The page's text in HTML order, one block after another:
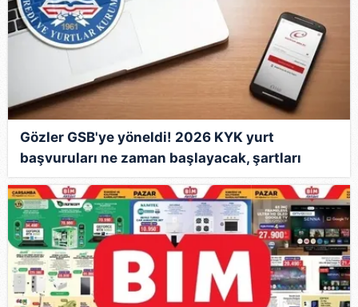
Gözler GSB'ye yöneldi! 2026 KYK yurt
başvuruları ne zaman başlayacak, şartları
neler?